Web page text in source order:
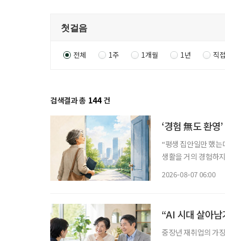
전체 1주 1개월 1년 직
검색결과 총 144 건
‘경험 無도 환영
“평생 집안일만 했
생활을 거의 경험하
2026-08-07 06:00
“AI 시대 살아
중장년 재취업의 가